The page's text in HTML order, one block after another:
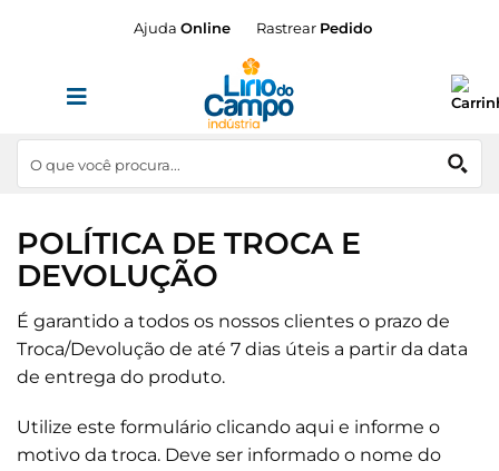
Ajuda Online Rastrear Pedido
POLÍTICA DE TROCA E
DEVOLUÇÃO
É garantido a todos os nossos clientes o prazo de
Troca/Devolução de até 7 dias úteis a partir da data
de entrega do produto.
Utilize este formulário clicando aqui e informe o
motivo da troca. Deve ser informado o nome do